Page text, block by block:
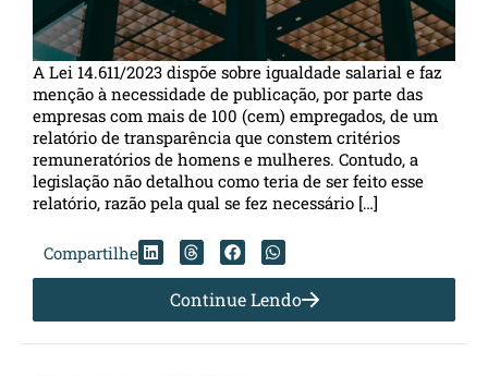
A Lei 14.611/2023 dispõe sobre igualdade salarial e faz
menção à necessidade de publicação, por parte das
empresas com mais de 100 (cem) empregados, de um
relatório de transparência que constem critérios
remuneratórios de homens e mulheres. Contudo, a
legislação não detalhou como teria de ser feito esse
relatório, razão pela qual se fez necessário […]
Compartilhe
Continue Lendo